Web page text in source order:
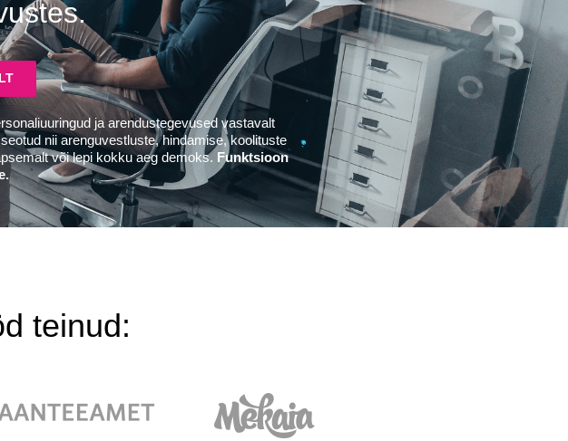
ja arendustegevused vastavalt
nii arenguvestluste, hindamise, koolituste
või lepi kokku aeg demoks. Funktsioon
teinud: